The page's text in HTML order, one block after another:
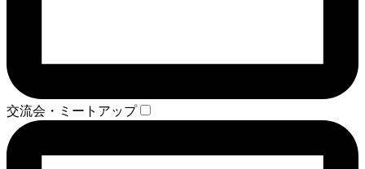
交流会・ミートアップ